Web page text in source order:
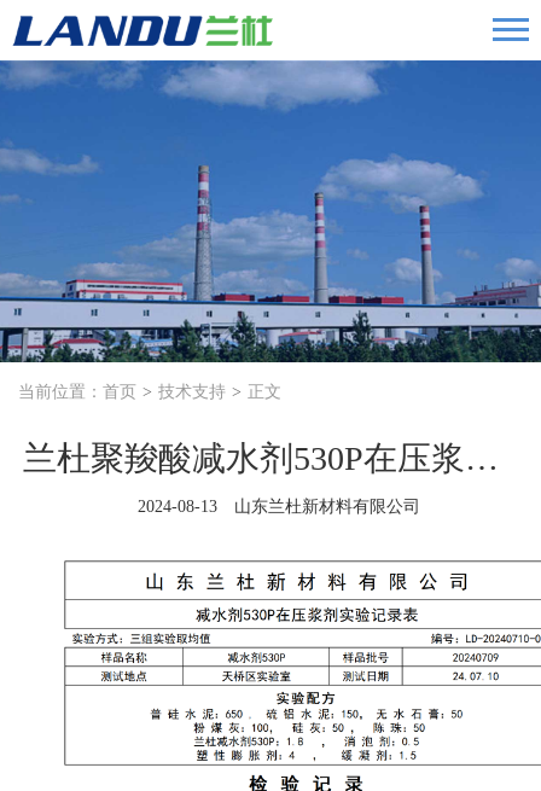
当前位置： 首页 技术支持 正文
兰杜聚羧酸减水剂530P在压浆剂中的指标检测
2024-08-13 山东兰杜新材料有限公司